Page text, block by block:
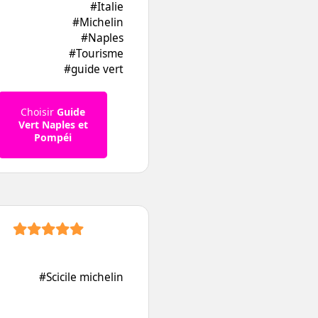
#Italie
#Michelin
#Naples
#Tourisme
#guide vert
ChoisirGuide
Vert Naples et
Pompéi
#Scicile michelin